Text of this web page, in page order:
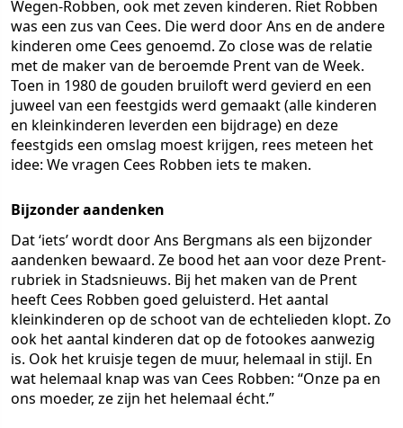
Wegen-Robben, ook met zeven kinderen. Riet Robben
was een zus van Cees. Die werd door Ans en de andere
kinderen ome Cees genoemd. Zo close was de relatie
met de maker van de beroemde Prent van de Week.
Toen in 1980 de gouden bruiloft werd gevierd en een
juweel van een feestgids werd gemaakt (alle kinderen
en kleinkinderen leverden een bijdrage) en deze
feestgids een omslag moest krijgen, rees meteen het
idee: We vragen Cees Robben iets te maken.
Bijzonder aandenken
Dat ‘iets’ wordt door Ans Bergmans als een bijzonder
aandenken bewaard. Ze bood het aan voor deze Prent-
rubriek in Stadsnieuws. Bij het maken van de Prent
heeft Cees Robben goed geluisterd. Het aantal
kleinkinderen op de schoot van de echtelieden klopt. Zo
ook het aantal kinderen dat op de fotookes aanwezig
is. Ook het kruisje tegen de muur, helemaal in stijl. En
wat helemaal knap was van Cees Robben: “Onze pa en
ons moeder, ze zijn het helemaal écht.”